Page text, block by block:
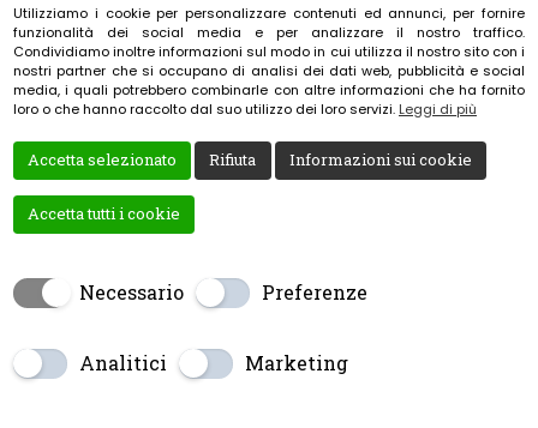
VINO
ARTICOLI DA REGALO
MODALITÀ DI PAGAMENTO
Creato da
Local Web – Agenzia Web Marketing Milano
Copyrights © 2021 EST MARKET | Tutti i diritti riservati.
Utilizziamo i cookie per personalizzare contenuti ed annunci, per fornire
funzionalità dei social media e per analizzare il nostro traffico.
Condividiamo inoltre informazioni sul modo in cui utilizza il nostro sito con i
nostri partner che si occupano di analisi dei dati web, pubblicità e social
media, i quali potrebbero combinarle con altre informazioni che ha fornito
loro o che hanno raccolto dal suo utilizzo dei loro servizi. Leggi di più
Accetta selezionato Rifiuta Informazioni sui cookie
Accetta tutti i cookie
Necessario Preferenze
Analitici Marketing